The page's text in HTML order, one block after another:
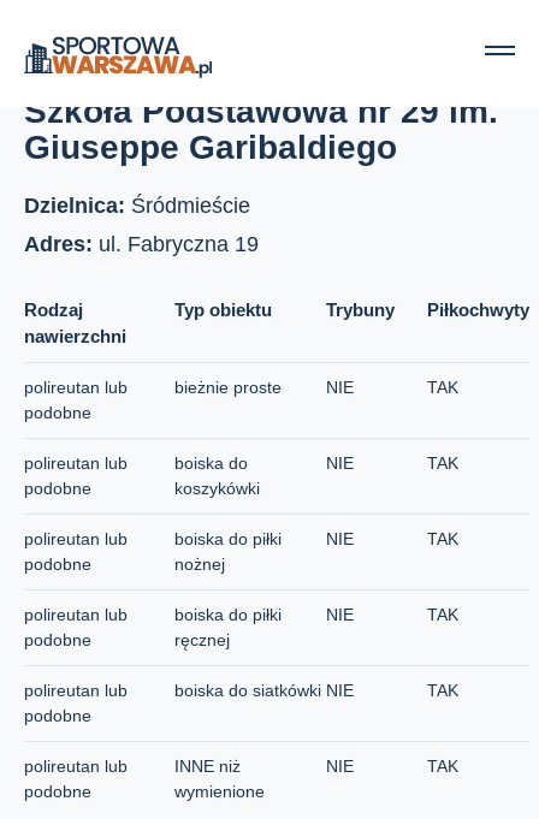
Strona główna
Boiska szkolne
Szkoła Podstawowa nr 29 im. Giuseppe Garibaldiego
Szkoła Podstawowa nr 29 im.
Giuseppe Garibaldiego
Dzielnica: Śródmieście
Adres: ul. Fabryczna 19
Rodzaj
nawierzchni
Typ obiektu Trybuny Piłkochwyty
polireutan lub
podobne
bieżnie proste NIE TAK
polireutan lub
podobne
boiska do
koszykówki
NIE TAK
polireutan lub
podobne
boiska do piłki
nożnej
NIE TAK
polireutan lub
podobne
boiska do piłki
ręcznej
NIE TAK
polireutan lub
podobne
boiska do siatkówki NIE TAK
polireutan lub
podobne
INNE niż
wymienione
NIE TAK